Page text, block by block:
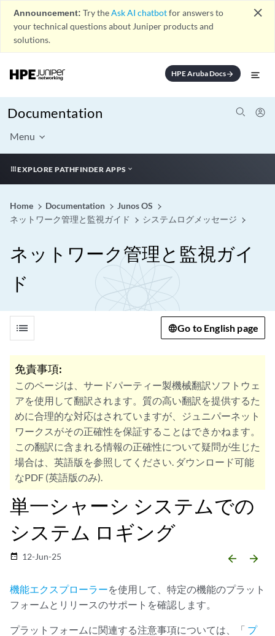
Announcement: Try theAsk AI chatbotfor answers to
your technical questions about Juniper products and
solutions.
close
HPE Aruba Docsarrow_forward
Documentation
Menu
EXPLORE PATHFINDER APPS
Home Documentation
Junos OS
ネットワーク管理と監視ガイド
システムログメッセージ
ネットワーク管理と監視ガイ
ド
list Go to English page
免責事項:
このページは、サードパーティー製機械翻訳ソフトウェ
アを使用して翻訳されます。質の高い翻訳を提供するた
めに合理的な対応はされていますが、ジュニパーネット
ワークスがその正確性を保証することはできかねます。
この翻訳に含まれる情報の正確性について疑問が生じた
場合は、英語版を参照してください. ダウンロード可能
なPDF (英語版のみ).
単一シャーシ システムでの
システム ロギング
date_range 12-Jun-25 arrow_backward arrow_forward
機能エクスプローラーを使用して、特定の機能のプラット
フォームとリリースのサポートを確認します。
プラットフォームに関連する注意事項については、「 プ